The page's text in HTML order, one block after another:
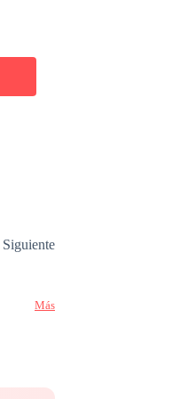
Siguiente
Más